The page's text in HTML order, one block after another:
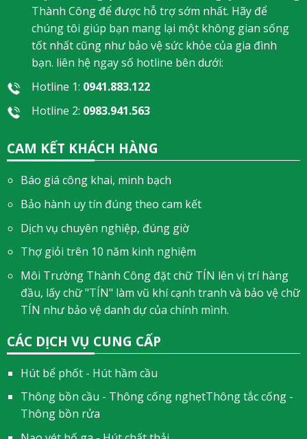
Thành Công để được hỗ trợ sớm nhất. Hãy để
chúng tôi giúp bạn mang lại một không gian sống
tốt nhất cũng như bảo vệ sức khỏe của gia đình
bạn. liên hệ ngay số hotline bên dưới:
Hotline 1: 0941.883.122
Hotline 2: 0983.941.563
CAM KẾT KHÁCH HÀNG
Báo giá công khai, minh bạch
Bảo hành uy tín đúng theo cam kết
Dịch vụ chuyên nghiệp, đúng giờ
Thợ giỏi trên 10 năm kinh nghiệm
Môi Trường Thành Công đặt chữ TÍN lên vị trí hàng
đầu, lấy chữ "TÍN" làm vũ khí cạnh tranh và bảo vệ chữ
TÍN như bảo vệ danh dự của chính mình.
CÁC DỊCH VỤ CUNG CẤP
Hút bể phốt - Hút hầm cầu
Thông bồn cầu - Thông cống nghẹtThông tắc cống -
Thông bồn rửa